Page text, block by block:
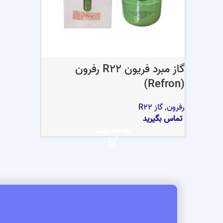
گاز مبرد فریون R22 رفرون
(Refron)
رفرون,گاز R22
تماس بگیرید